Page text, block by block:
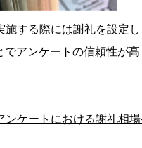
施する際には謝礼を設定
でアンケートの信頼性が
ンケートにおける謝礼相